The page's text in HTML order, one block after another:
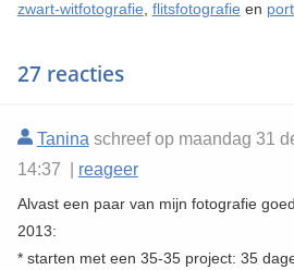
zwart-witfotografie, flitsfotografie en
27 reacties
Taninaschreef op maandag 31
14:37 | reageer
Alvast een paar van mijn fotografie
2013:
* starten met een 35-35 project: 35